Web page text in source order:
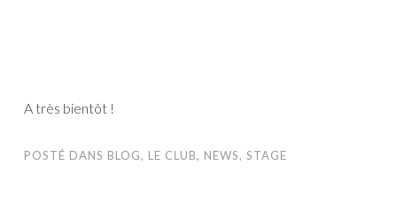
A très bientôt !
POSTÉ DANS BLOG, LE CLUB, NEWS, STAGE